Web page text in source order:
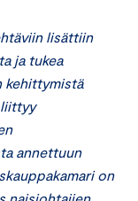
lisättiin
ja tukea
kehittymistä
annettuun
on